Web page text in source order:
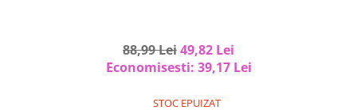
Scule electrice si unelte
88,99 Lei49,82 Lei
Economisesti: 39,17 Lei
STOC EPUIZAT